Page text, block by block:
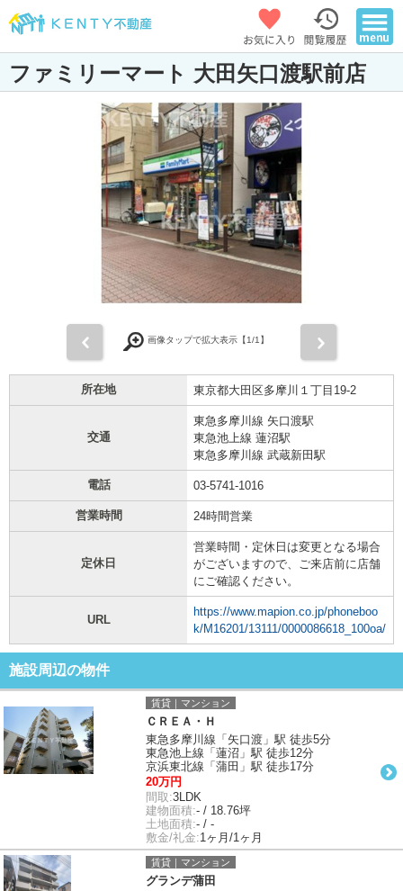
ファミリーマート 大田矢口渡駅前店
画像タップで拡大表示【1/1】
所在地 東京都大田区多摩川１丁目19-2
交通
東急多摩川線 矢口渡駅
東急池上線 蓮沼駅
東急多摩川線 武蔵新田駅
電話 03-5741-1016
営業時間 24時間営業
定休日
営業時間・定休日は変更となる場合
がございますので、ご来店前に店舗
にご確認ください。
URL
https://www.mapion.co.jp/phoneboo
k/M16201/13111/0000086618_100oa/
施設周辺の物件
賃貸｜マンション
ＣＲＥＡ・Ｈ
東急多摩川線「矢口渡」駅 徒歩5分
東急池上線「蓮沼」駅 徒歩12分
京浜東北線「蒲田」駅 徒歩17分
20万円
間取:3LDK
建物面積:- / 18.76坪
土地面積:- / -
敷金/礼金:1ヶ月/1ヶ月
賃貸｜マンション
グランデ蒲田